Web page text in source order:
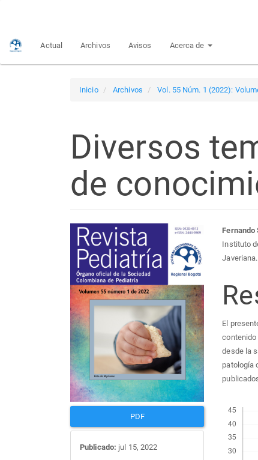
principalActual Archivos Avisos Acerca de
Inicio Archivos Vol. 55 Núm. 1 (2022):
Diversos
de
Barra
lateral
del
artículo
PDF
Publicado: jul 15, 2022
del
Fernando
Instituto
Javeriana.
El
contenido
desde la
patología